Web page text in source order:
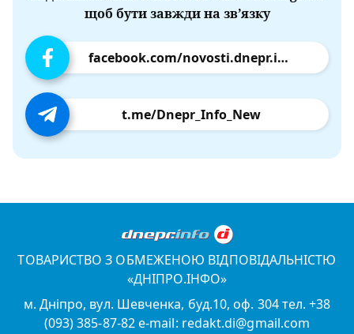
щоб бути завжди на зв’язку
facebook.com/novosti.dnepr.info
t.me/Dnepr_Info_New
ТОВАРИСТВО З ОБМЕЖЕНОЮ ВІДПОВІДАЛЬНІСТЮ
«ДНІПРО.ІНФО»
м. Дніпро, вул. Шевченка, буд.10, оф. 304 тел. +38
(093) 385-87-82 e-mail: redakt.di@gmail.com